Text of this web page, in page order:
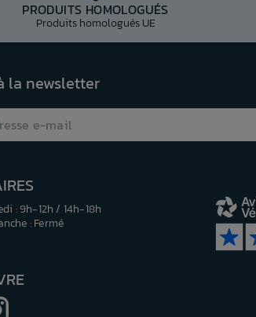
PRODUITS HOMOLOGUÉS
Produits homologués UE
la newsletter
: 9h-12h / 14h-18h
: Fermé